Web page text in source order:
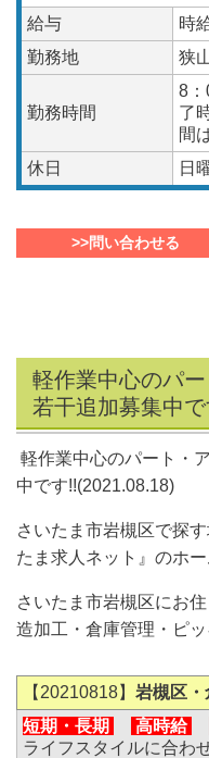
給与
時
勤務地
狭
勤務時間
8：
了
間
休日
日
>>問い合わせる
軽作業中心のパー
若干追加募集中
軽作業中心のパート・
中です!!(2021.08.18)
さいたま市岩槻区で探
たま求人ネット』のホー
さいたま市岩槻区にお
造加工・倉庫管理・ピ
【20210818】 岩槻区・
短期・長期
高時給
ライフスタイルに合わ